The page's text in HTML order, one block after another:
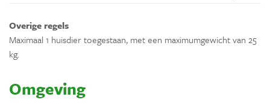
Overige regels
Maximaal 1 huisdier toegestaan, met een maximumgewicht van 25
kg.
Omgeving